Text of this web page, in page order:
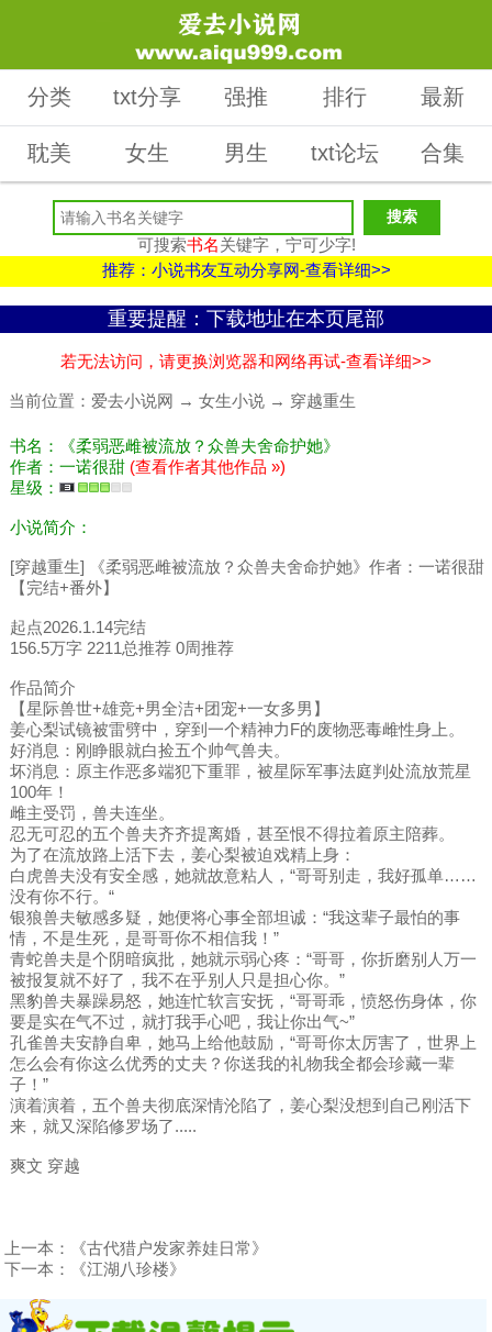
分类 txt分享 强推 排行 最新
耽美 女生 男生 txt论坛 合集
可搜索书名关键字，宁可少字!
推荐：小说书友互动分享网-查看详细>>
重要提醒：下载地址在本页尾部
若无法访问，请更换浏览器和网络再试-查看详细>>
当前位置： 爱去小说网 → 女生小说 → 穿越重生
书名：《柔弱恶雌被流放？众兽夫舍命护她》
作者：一诺很甜 (查看作者其他作品 »)
星级：
小说简介：
[穿越重生] 《柔弱恶雌被流放？众兽夫舍命护她》作者：一诺很甜
【完结+番外】
起点2026.1.14完结
156.5万字 2211总推荐 0周推荐
作品简介
【星际兽世+雄竞+男全洁+团宠+一女多男】
姜心梨试镜被雷劈中，穿到一个精神力F的废物恶毒雌性身上。
好消息：刚睁眼就白捡五个帅气兽夫。
坏消息：原主作恶多端犯下重罪，被星际军事法庭判处流放荒星
100年！
雌主受罚，兽夫连坐。
忍无可忍的五个兽夫齐齐提离婚，甚至恨不得拉着原主陪葬。
为了在流放路上活下去，姜心梨被迫戏精上身：
白虎兽夫没有安全感，她就故意粘人，“哥哥别走，我好孤单……
没有你不行。“
银狼兽夫敏感多疑，她便将心事全部坦诚：“我这辈子最怕的事
情，不是生死，是哥哥你不相信我！”
青蛇兽夫是个阴暗疯批，她就示弱心疼：“哥哥，你折磨别人万一
被报复就不好了，我不在乎别人只是担心你。”
黑豹兽夫暴躁易怒，她连忙软言安抚，“哥哥乖，愤怒伤身体，你
要是实在气不过，就打我手心吧，我让你出气~”
孔雀兽夫安静自卑，她马上给他鼓励，“哥哥你太厉害了，世界上
怎么会有你这么优秀的丈夫？你送我的礼物我全都会珍藏一辈
子！”
演着演着，五个兽夫彻底深情沦陷了，姜心梨没想到自己刚活下
来，就又深陷修罗场了.....
爽文 穿越
上一本：
《古代猎户发家养娃日常》
下一本：
《江湖八珍楼》